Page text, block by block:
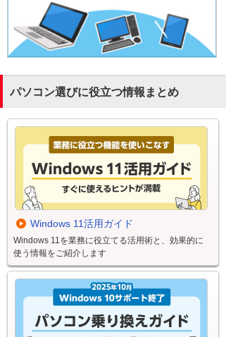
パソコン選びに役立つ情報まとめ
Windows 11活用ガイド
Windows 11を業務に役立てる活用術と、効果的に
使う情報をご紹介します